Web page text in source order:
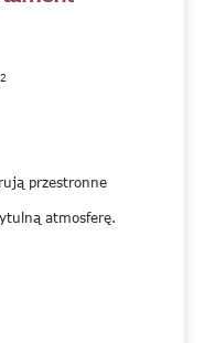
2
przestronne
atmosferę.